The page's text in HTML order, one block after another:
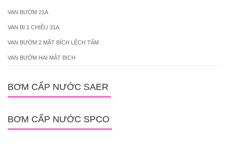
VAN BƯỚM 21A
VAN BI 1 CHIỀU 31A
VAN BƯỚM 2 MẶT BÍCH LỆCH TÂM
VAN BƯỚM HAI MẶT BICH
BƠM CẤP NƯỚC SAER
BƠM CẤP NƯỚC SPCO